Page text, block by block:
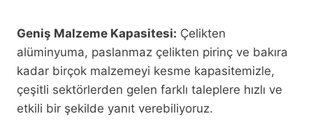
Geniş Malzeme Kapasitesi: Çelikten
alüminyuma, paslanmaz çelikten pirinç ve bakıra
kadar birçok malzemeyi kesme kapasitemizle,
çeşitli sektörlerden gelen farklı taleplere hızlı ve
etkili bir şekilde yanıt verebiliyoruz.